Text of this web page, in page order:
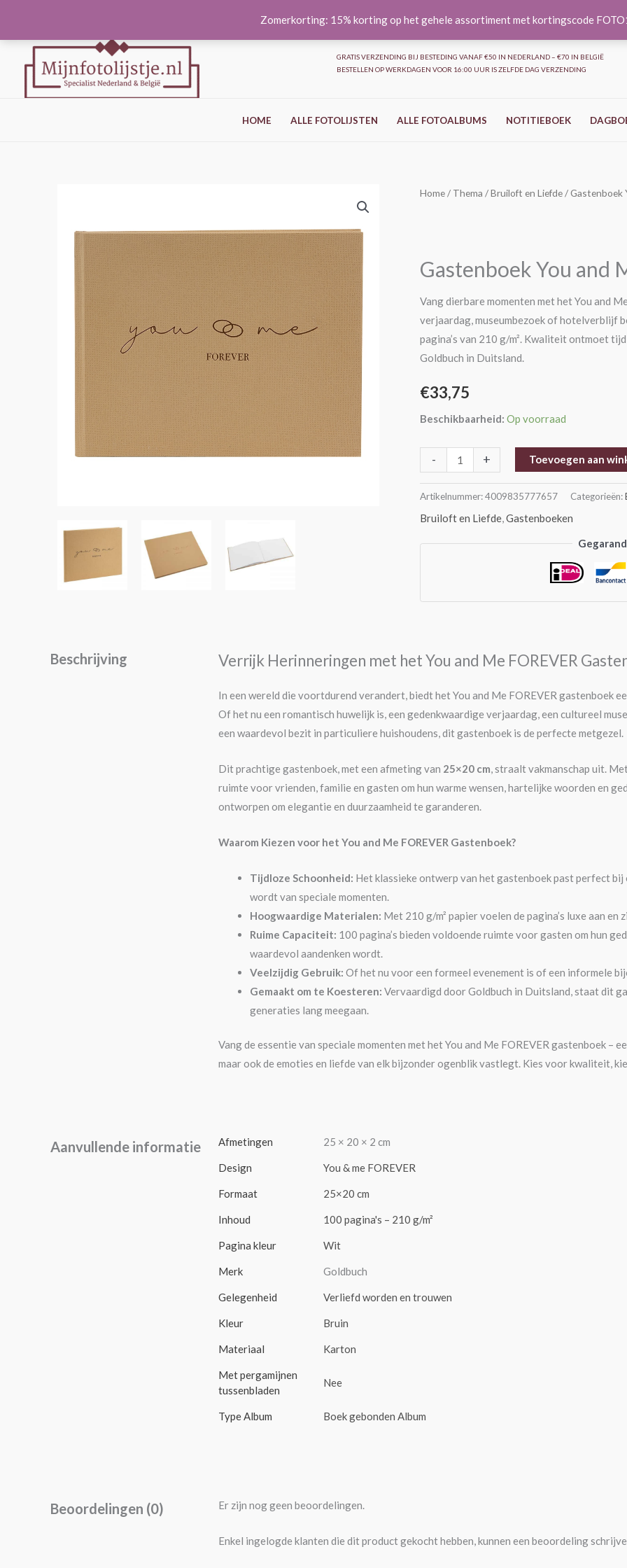
Zomerkorting: 15% korting op het gehele assortiment met kortingscode
inhoud
GRATIS VERZENDING BIJ BESTEDING VANAF €50 IN NEDERLAND – €70 IN BELGIË
BESTELLEN OP WERKDAGEN VOOR 16:00 UUR IS ZELFDE DAG VERZENDING
HOME ALLE FOTOLIJSTEN ALLE FOTOALBUMS NOTITIEBOEK
Home/ Thema /Bruiloft en Liefde/ Gastenboek
Gastenboek You and
Vang dierbare momenten met het You and
verjaardag, museumbezoek of hotelverblijf
pagina’s van 210 g/m². Kwaliteit ontmoet
Goldbuch in Duitsland.
€33,75
Beschikbaarheid: Op voorraad
-
Gastenboek
FOREVER
25x20
cm
aantal
+ Toevoegen aan
Artikelnummer:4009835777657 Categorieën:
Bruiloft en Liefde,Gastenboeken
Beschrijving Verrijk Herinneringen met het You and Me FOREVER
In een wereld die voortdurend verandert, biedt het You and Me FOREVER gastenboek
Of het nu een romantisch huwelijk is, een gedenkwaardige verjaardag, een cultureel
een waardevol bezit in particuliere huishoudens, dit gastenboek is de perfecte metgezel.
Dit prachtige gastenboek, met een afmeting van 25×20 cm, straalt vakmanschap uit.
ruimte voor vrienden, familie en gasten om hun warme wensen, hartelijke woorden en
ontworpen om elegantie en duurzaamheid te garanderen.
Waarom Kiezen voor het You and Me FOREVER Gastenboek?
Tijdloze Schoonheid: Het klassieke ontwerp van het gastenboek past perfect
wordt van speciale momenten.
Hoogwaardige Materialen: Met 210 g/m² papier voelen de pagina’s luxe aan
Ruime Capaciteit: 100 pagina’s bieden voldoende ruimte voor gasten om hun
waardevol aandenken wordt.
Veelzijdig Gebruik: Of het nu voor een formeel evenement is of een informele
Gemaakt om te Koesteren: Vervaardigd door Goldbuch in Duitsland, staat dit
generaties lang meegaan.
Vang de essentie van speciale momenten met het You and Me FOREVER gastenboek –
maar ook de emoties en liefde van elk bijzonder ogenblik vastlegt. Kies voor kwaliteit,
Aanvullende informatie Afmetingen 25 × 20 × 2 cm
Design You & me FOREVER
Formaat 25×20 cm
Inhoud 100 pagina's – 210 g/m²
Pagina kleur Wit
Merk Goldbuch
Gelegenheid Verliefd worden en trouwen
Kleur Bruin
Materiaal Karton
Met pergamijnen
tussenbladen
Nee
Type Album Boek gebonden Album
Beoordelingen (0) Er zijn nog geen beoordelingen.
Enkel ingelogde klanten die dit product gekocht hebben, kunnen een beoordeling